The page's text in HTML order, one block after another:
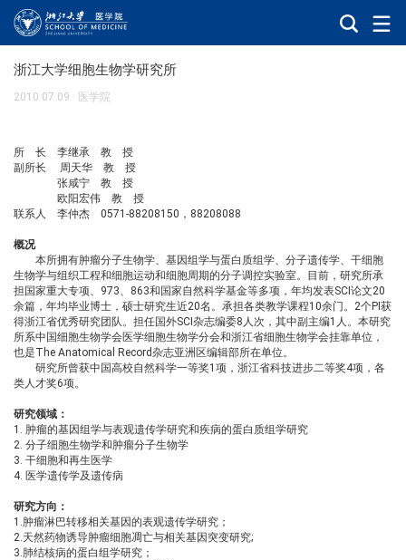
浙江大学细胞生物学研究所
2010.07.09 · 医学院
所 长 李继承 教 授
副所长 周天华 教 授
张咸宁 教 授
欧阳宏伟 教 授
联系人 李仲杰 0571-88208150，88208088
概况
本所拥有肿瘤分子生物学、基因组学与蛋白质组学、分子遗传学、 干细胞
生物学与组织工程和细胞运动和细胞周期的分子调控实验室。目前，研究所承
担国家重大专项、973、863和国家自然科学基金等多项，年均发表SCI论文20
余篇，年均毕业博士，硕士研究生近20名。承担各类教学课程10余门。2个PI获
得浙江省优秀研究团队。担任国外SCI杂志编委8人次，其中副主编1人。本研究
所系中国细胞生物学会医学细胞生物学分会和浙江省细胞生物学会挂靠单位，
也是The Anatomical Record杂志亚洲区编辑部所在单位。
研究所曾获中国高校自然科学一等奖1项，浙江省科技进步二等奖4项，各
类人才奖6项。
研究领域：
1. 肿瘤的基因组学与表观遗传学研究和疾病的蛋白质组学研究
2. 分子细胞生物学和肿瘤分子生物学
3. 干细胞和再生医学
4. 医学遗传学及遗传病
研究方向：
1.肿瘤淋巴转移相关基因的表观遗传学研究；
2.天然药物诱导肿瘤细胞凋亡与相关基因突变研究;
3.肺结核病的蛋白组学研究；